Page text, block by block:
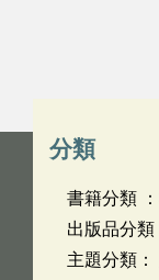
分類
書籍分類
出版品分
主題分類：